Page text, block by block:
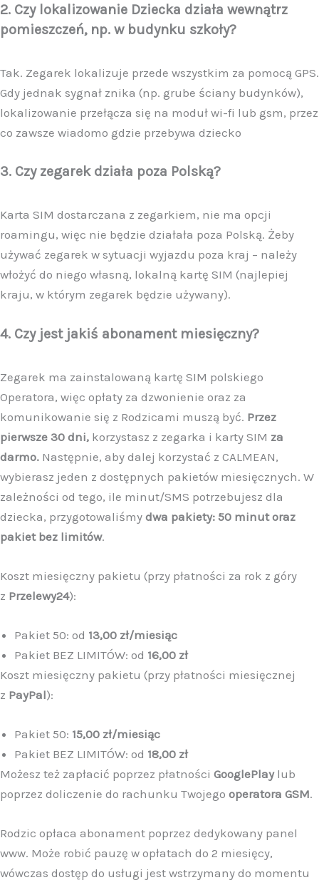
2. Czy lokalizowanie Dziecka działa wewnątrz
pomieszczeń, np. w budynku szkoły?
Tak. Zegarek lokalizuje przede wszystkim za pomocą GPS.
Gdy jednak sygnał znika (np. grube ściany budynków),
lokalizowanie przełącza się na moduł wi-fi lub gsm, przez
co zawsze wiadomo gdzie przebywa dziecko
3. Czy zegarek działa poza Polską?
Karta SIM dostarczana z zegarkiem, nie ma opcji
roamingu, więc nie będzie działała poza Polską. Żeby
używać zegarek w sytuacji wyjazdu poza kraj – należy
włożyć do niego własną, lokalną kartę SIM (najlepiej
kraju, w którym zegarek będzie używany).
4. Czy jest jakiś abonament miesięczny?
Zegarek ma zainstalowaną kartę SIM polskiego
Operatora, więc opłaty za dzwonienie oraz za
komunikowanie się z Rodzicami muszą być. Przez
pierwsze 30 dni, korzystasz z zegarka i karty SIM za
darmo. Następnie, aby dalej korzystać z CALMEAN,
wybierasz jeden z dostępnych pakietów miesięcznych. W
zależności od tego, ile minut/SMS potrzebujesz dla
dziecka, przygotowaliśmy dwa pakiety: 50 minut oraz
pakiet bez limitów.
Koszt miesięczny pakietu (przy płatności za rok z góry
z Przelewy24):
Pakiet 50: od 13,00 zł/miesiąc
Pakiet BEZ LIMITÓW: od 16,00 zł
Koszt miesięczny pakietu (przy płatności miesięcznej
z PayPal):
Pakiet 50: 15,00 zł/miesiąc
Pakiet BEZ LIMITÓW: od 18,00 zł
Możesz też zapłacić poprzez płatności GooglePlaylub
poprzez doliczenie do rachunku Twojego operatora GSM.
Rodzic opłaca abonament poprzez dedykowany panel
www. Może robić pauzę w opłatach do 2 miesięcy,
wówczas dostęp do usługi jest wstrzymany do momentu